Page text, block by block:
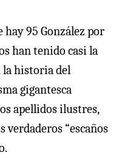
hay 95 González por
han tenido casi la
la historia del
gigantesca
apellidos ilustres,
verdaderos “escaños